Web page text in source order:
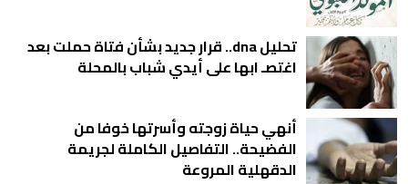
تحليل dna.. قرار جديد بشأن فتاة حملت بعد
اغتصـ ابها على أيدي شباب بالمحلة
أنهي حياة زوجته وأسرتها خوفا من
الفضيحة.. التفاصيل الكاملة لجريمة
الدقهلية المروعة